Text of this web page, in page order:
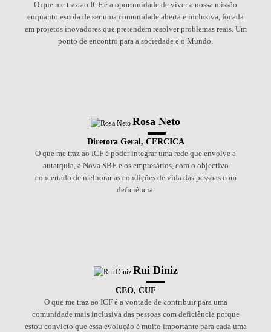
O que me traz ao ICF é a oportunidade de viver a nossa missão
enquanto escola de ser uma comunidade aberta e inclusiva, focada
em projetos inovadores que pretendem resolver problemas reais. Um
ponto de encontro para a sociedade e o Mundo.
Rosa Neto
Diretora Geral, CERCICA
O que me traz ao ICF é poder integrar uma rede que envolve a
autarquia, a Nova SBE e os empresários, com o objectivo
concertado de melhorar as condições de vida das pessoas com
deficiência.
Rui Diniz
CEO, CUF
O que me traz ao ICF é a vontade de contribuir para uma
comunidade mais inclusiva das pessoas com deficiência porque
estou convicto que essa evolução é muito importante para cada uma